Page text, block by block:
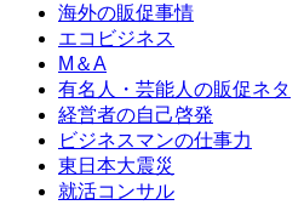
海外の販促事情
エコビジネス
M＆A
有名人・芸能人の販促ネタ
経営者の自己啓発
ビジネスマンの仕事力
東日本大震災
就活コンサル